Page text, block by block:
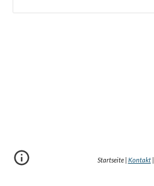
Startseite | Kontakt|